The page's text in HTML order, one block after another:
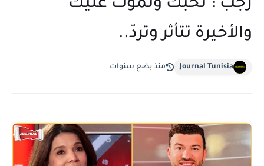
رجب :"نحبك ونموت عليك"
والأخيرة تتأثر وتردّ..
Journal Tunisia منذ بضع سنوات